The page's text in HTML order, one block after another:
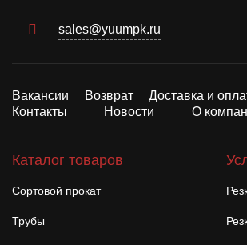
sales@yuumpk.ru
Вакансии Возврат Доставка и
Контакты
Новости О
Каталог товаров
Сортовой прокат
Трубы